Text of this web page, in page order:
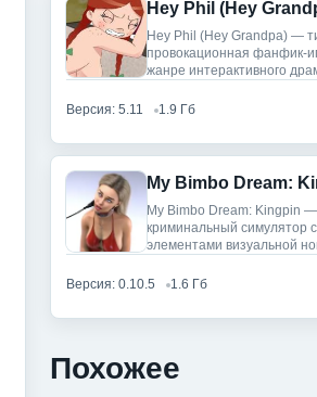
Hey Phil (Hey Grandpa) —
провокационная фанфик-
жанре интерактивного
Версия: 5.11 1.9 Гб
My Bimbo Dream: Kingpin —
криминальный симулятор с
элементами визуальной
Версия: 0.10.5
1.6 Гб
Похожее